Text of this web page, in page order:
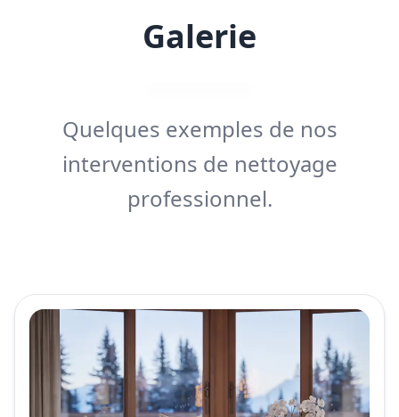
Galerie
Quelques exemples de nos
interventions de nettoyage
professionnel.